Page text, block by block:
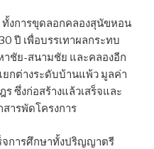
งการขุดลอกคลองสุนัขหอน
ปี เพื่อบรรเทาผลกระทบ
าชัย-สนามชัย และคลองอีก
กต่างระดับบ้านแพ้ว มูลค่า
ซึ่งก่อสร้างแล้วเสร็จและ
ารพัดโครงการ
จการศึกษาทั้งปริญญาตรี